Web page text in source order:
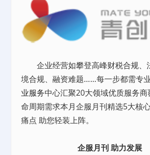
企业经营如攀登高峰财税合规、
境合规、融资难题……每一步都需专
业服务中心汇聚20大领域优质服务
命周期需求本月企服月刊精选5大核
痛点 助您轻装上阵。
企服月刊 助力发展